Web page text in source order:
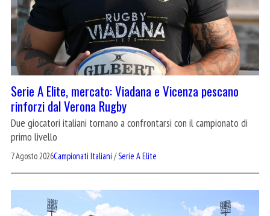
Serie A Elite, mercato: Viadana e Vicenza pescano
rinforzi dal Verona Rugby
Due giocatori italiani tornano a confrontarsi con il campionato di
primo livello
7 Agosto 2026Campionati Italiani /Serie A Elite